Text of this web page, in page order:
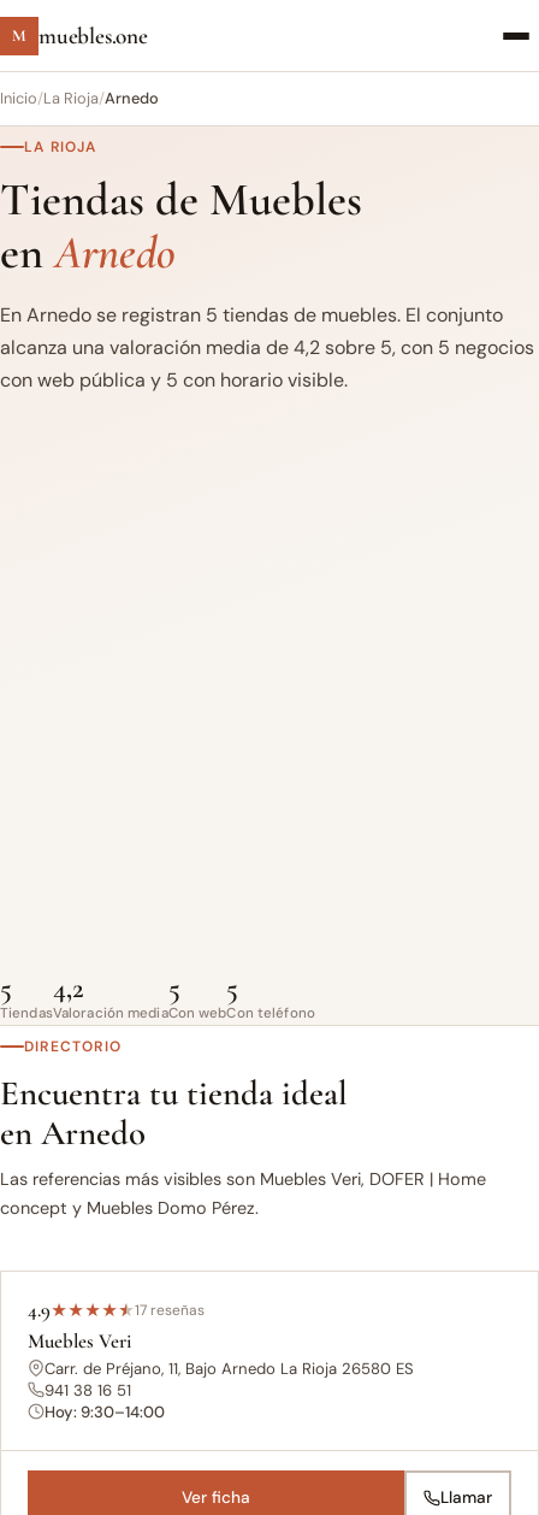
M muebles.one
Inicio/La Rioja/Arnedo
LA RIOJA
Tiendas de Muebles
enArnedo
En Arnedo se registran 5 tiendas de muebles. El conjunto
alcanza una valoración media de 4,2 sobre 5, con 5 negocios
con web pública y 5 con horario visible.
5
Tiendas
4,2
Valoración media
5
Con web
5
Con teléfono
DIRECTORIO
Encuentra tu tienda ideal
en Arnedo
Las referencias más visibles son Muebles Veri, DOFER | Home
concept y Muebles Domo Pérez.
4.9★★★★★17 reseñas
Muebles Veri
Carr. de Préjano, 11, Bajo Arnedo La Rioja 26580 ES
941 38 16 51
Hoy: 9:30–14:00
Ver ficha Llamar